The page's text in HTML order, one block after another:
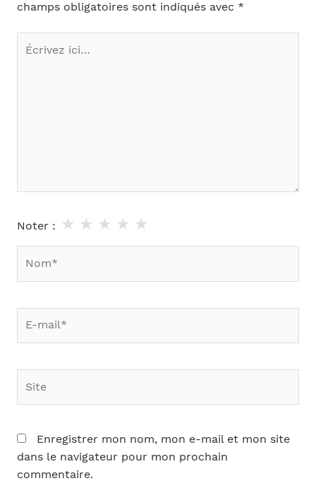
champs obligatoires sont indiqués avec *
Écrivez
Noter : ★
★
★
★
★
Enregistrer mon nom, mon e-mail et mon site
dans le navigateur pour mon prochain
commentaire.